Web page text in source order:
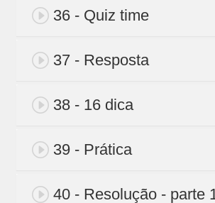
36 - Quiz time
37 - Resposta
38 - 16 dica
39 - Prática
40 - Resolução - parte